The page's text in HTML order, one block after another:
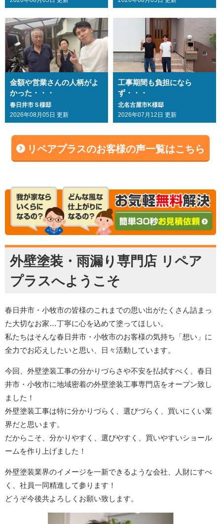
金額や営業さんの人柄がよ
かった・・・
春日井市Ｓ様邸
2026年08月05日 更新
工事期間も負担になら
ず・・・
北名古屋市K様邸
2026年07月12日 更新
リペアプラスのお客様の声一覧はこちら
外壁塗装・雨漏り専門店 リペア
プラスへようこそ
春日井市・小牧市の皆様のこれまでの思い出がたくさん詰まっ
た大切なお家…丁寧に心を込めて塗ってほしい。
私たちはそんな春日井市・小牧市のお客様の気持ち「想い」に
全力でお応えしたいと思い、日々活動しています。
今回、外壁塗装工事の分かりづらさや不安を払拭すべく、春日
井市・小牧市に地域密着の外壁塗装工事専門店をオープン致し
ました！
外壁塗装工事は特に分かりづらく、選びづらく、買いにくい業
界だと思います。
だからこそ、分かりやすく、選びやすく、買いやすいショール
ームを作り上げました！
外壁塗装業界のイメージを一新できるような会社、人財にすべ
く、社員一同精進して参ります！
どうぞ今後共よろしくお願い致します。